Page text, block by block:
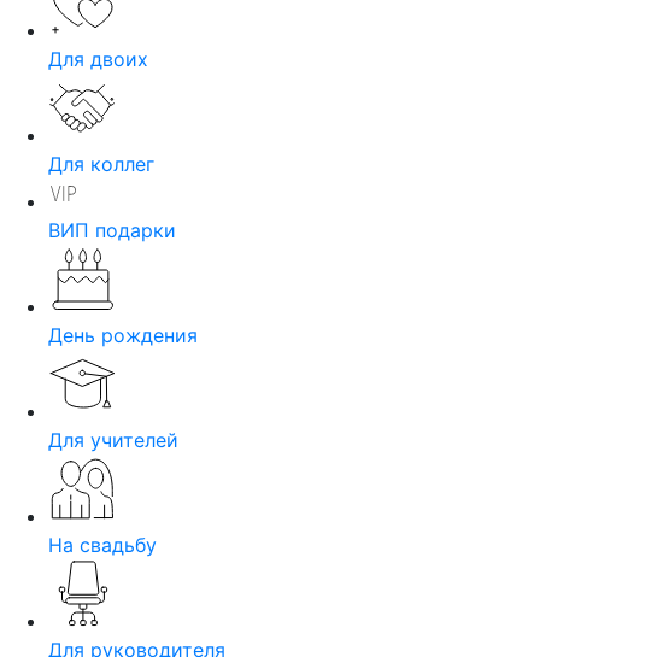
Для двоих
Для коллег
ВИП подарки
День рождения
Для учителей
На свадьбу
Для руководителя